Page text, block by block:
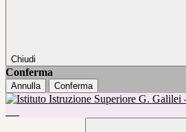
Chiudi
Conferma
Annulla Conferma